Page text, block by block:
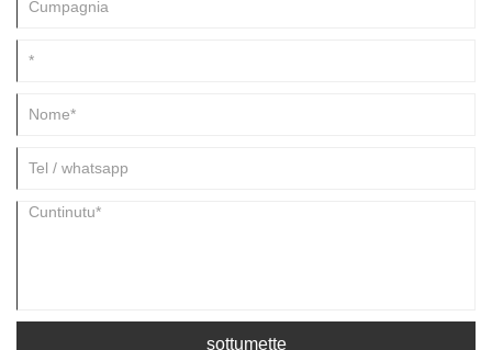
sottumette